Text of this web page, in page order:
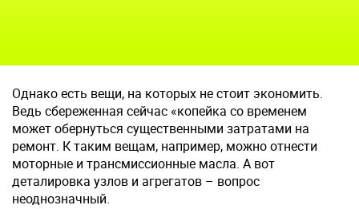
Однако есть вещи, на которых не стоит экономить.
Ведь сбереженная сейчас «копейка со временем
может обернуться существенными затратами на
ремонт. К таким вещам, например, можно отнести
моторные и трансмиссионные масла. А вот
деталировка узлов и агрегатов – вопрос
неоднозначный.